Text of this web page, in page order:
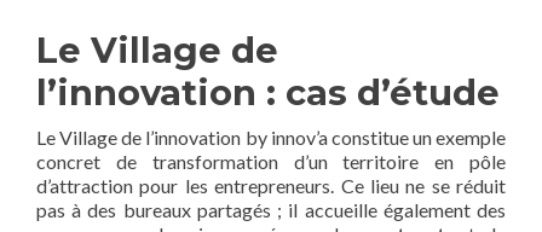
Le Village de
l’innovation : cas d’étude
Le Village de l’innovation by innov’a constitue un exemple
concret de transformation d’un territoire en pôle
d’attraction pour les entrepreneurs. Ce lieu ne se réduit
pas à des bureaux partagés ; il accueille également des